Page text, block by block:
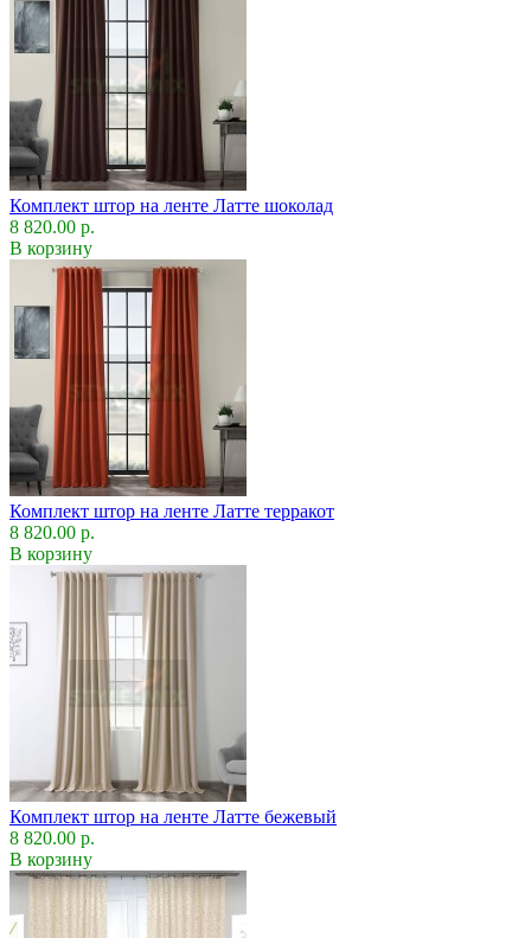
Комплект штор на ленте Латте шоколад
8 820.00 р.
В корзину
Комплект штор на ленте Латте терракот
8 820.00 р.
В корзину
Комплект штор на ленте Латте бежевый
8 820.00 р.
В корзину